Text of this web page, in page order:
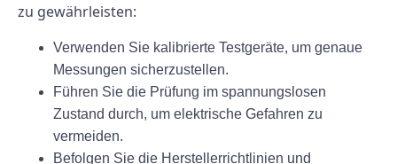
zu gewährleisten:
Verwenden Sie kalibrierte Testgeräte, um genaue
Messungen sicherzustellen.
Führen Sie die Prüfung im spannungslosen
Zustand durch, um elektrische Gefahren zu
vermeiden.
Befolgen Sie die Herstellerrichtlinien und